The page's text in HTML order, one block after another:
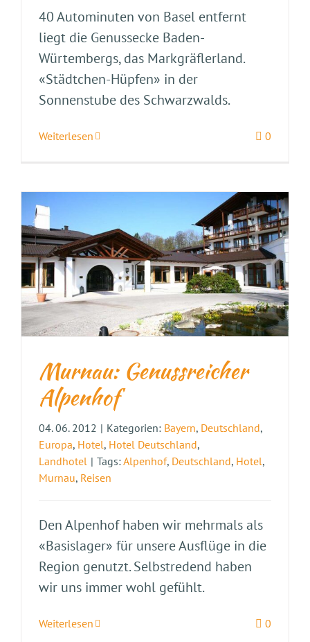
40 Autominuten von Basel entfernt
liegt die Genussecke Baden-
Würtembergs, das Markgräflerland.
«Städtchen-Hüpfen» in der
Sonnenstube des Schwarzwalds.
Weiterlesen 0
Murnau: Genussreicher
Alpenhof
04. 06. 2012 | Kategorien: Bayern, Deutschland,
Europa, Hotel, Hotel Deutschland,
Landhotel | Tags:Alpenhof, Deutschland, Hotel,
Murnau, Reisen
Den Alpenhof haben wir mehrmals als
«Basislager» für unsere Ausflüge in die
Region genutzt. Selbstredend haben
wir uns immer wohl gefühlt.
Weiterlesen 0